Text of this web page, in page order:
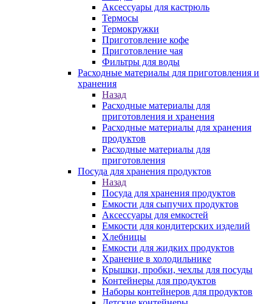
Аксессуары для кастрюль
Термосы
Термокружки
Приготовление кофе
Приготовление чая
Фильтры для воды
Расходные материалы для приготовления и
хранения
Назад
Расходные материалы для
приготовления и хранения
Расходные материалы для хранения
продуктов
Расходные материалы для
приготовления
Посуда для хранения продуктов
Назад
Посуда для хранения продуктов
Емкости для сыпучих продуктов
Аксессуары для емкостей
Емкости для кондитерских изделий
Хлебницы
Емкости для жидких продуктов
Хранение в холодильнике
Крышки, пробки, чехлы для посуды
Контейнеры для продуктов
Наборы контейнеров для продуктов